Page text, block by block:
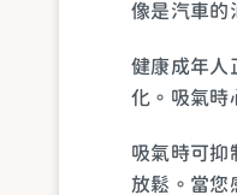
像是汽車的
健康成年人
化。吸氣時
吸氣時可抑
放鬆。當您